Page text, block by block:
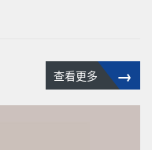
→
查看更多